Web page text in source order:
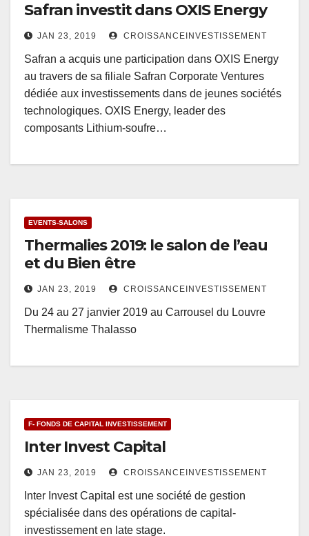
Safran investit dans OXIS Energy
JAN 23, 2019 CROISSANCEINVESTISSEMENT
Safran a acquis une participation dans OXIS Energy
au travers de sa filiale Safran Corporate Ventures
dédiée aux investissements dans de jeunes sociétés
technologiques. OXIS Energy, leader des
composants Lithium-soufre…
EVENTS-SALONS
Thermalies 2019: le salon de l’eau
et du Bien être
JAN 23, 2019 CROISSANCEINVESTISSEMENT
Du 24 au 27 janvier 2019 au Carrousel du Louvre
Thermalisme Thalasso
F- FONDS DE CAPITAL INVESTISSEMENT
Inter Invest Capital
JAN 23, 2019 CROISSANCEINVESTISSEMENT
Inter Invest Capital est une société de gestion
spécialisée dans des opérations de capital-
investissement en late stage.